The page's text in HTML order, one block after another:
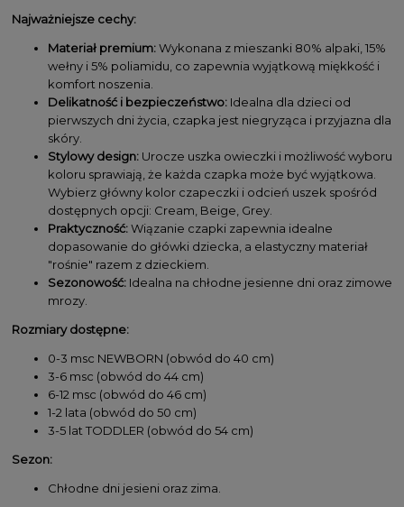
Najważniejsze cechy:
Materiał premium:Wykonana z mieszanki 80% alpaki, 15%
wełny i 5% poliamidu, co zapewnia wyjątkową miękkość i
komfort noszenia.
Delikatność i bezpieczeństwo: Idealna dla dzieci od
pierwszych dni życia, czapka jest niegryząca i przyjazna dla
skóry.
Stylowy design: Urocze uszka owieczki i możliwość wyboru
koloru sprawiają, że każda czapka może być wyjątkowa.
Wybierz główny kolor czapeczki i odcień uszek spośród
dostępnych opcji: Cream, Beige, Grey.
Praktyczność:Wiązanie czapki zapewnia idealne
dopasowanie do główki dziecka, a elastyczny materiał
"rośnie" razem z dzieckiem.
Sezonowość: Idealna na chłodne jesienne dni oraz zimowe
mrozy.
Rozmiary dostępne:
0-3 msc NEWBORN (obwód do 40 cm)
3-6 msc (obwód do 44 cm)
6-12 msc (obwód do 46 cm)
1-2 lata (obwód do 50 cm)
3-5 lat TODDLER (obwód do 54 cm)
Sezon:
Chłodne dni jesieni oraz zima.